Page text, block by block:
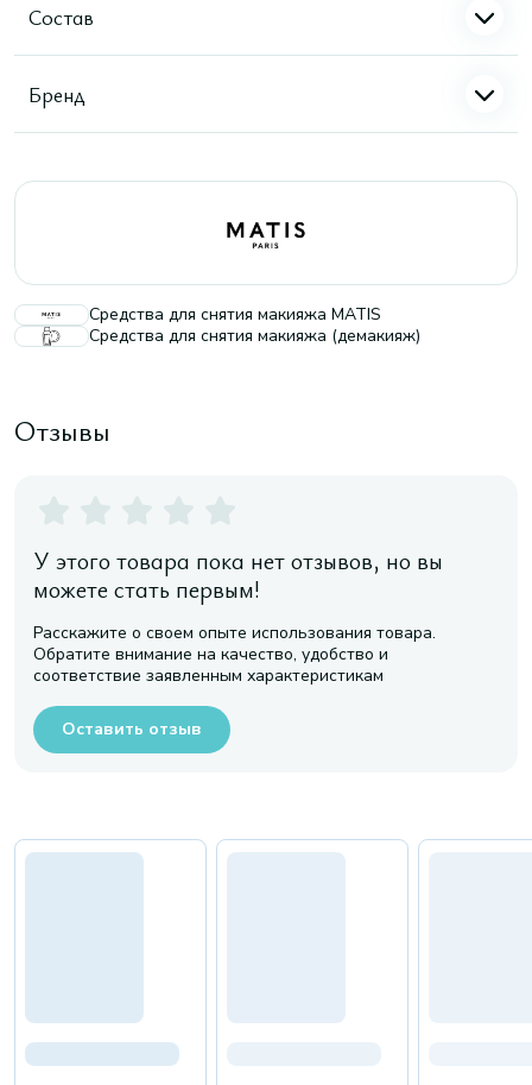
Состав
Бренд
Средства для снятия макияжа MATIS
Средства для снятия макияжа (демакияж)
Отзывы
У этого товара пока нет отзывов, но вы
можете стать первым!
Расскажите о своем опыте использования товара.
Обратите внимание на качество, удобство и
соответствие заявленным характеристикам
Оставить отзыв